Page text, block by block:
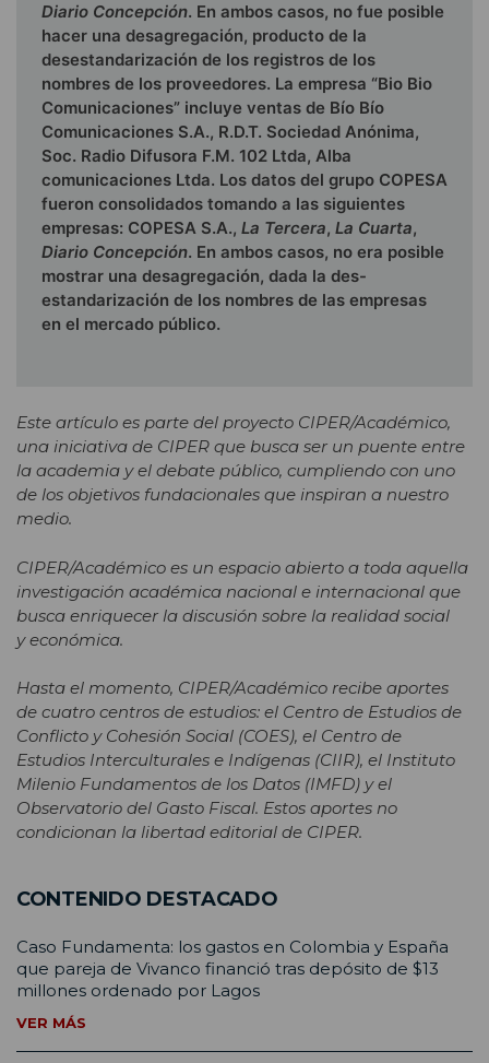
Diario Concepción. En ambos casos, no fue posible
hacer una desagregación, producto de la
desestandarización de los registros de los
nombres de los proveedores. La empresa “Bio Bio
Comunicaciones” incluye ventas de Bío Bío
Comunicaciones S.A., R.D.T. Sociedad Anónima,
Soc. Radio Difusora F.M. 102 Ltda, Alba
comunicaciones Ltda. Los datos del grupo COPESA
fueron consolidados tomando a las siguientes
empresas: COPESA S.A., La Tercera, La Cuarta,
Diario Concepción. En ambos casos, no era posible
mostrar una desagregación, dada la des-
estandarización de los nombres de las empresas
en el mercado público.
Este artículo es parte del proyecto CIPER/Académico,
una iniciativa de CIPER que busca ser un puente entre
la academia y el debate público, cumpliendo con uno
de los objetivos fundacionales que inspiran a nuestro
medio.
CIPER/Académico es un espacio abierto a toda aquella
investigación académica nacional e internacional que
busca enriquecer la discusión sobre la realidad social
y económica.
Hasta el momento, CIPER/Académico recibe aportes
de cuatro centros de estudios: el Centro de Estudios de
Conflicto y Cohesión Social (COES), el Centro de
Estudios Interculturales e Indígenas (CIIR), el Instituto
Milenio Fundamentos de los Datos (IMFD) y el
Observatorio del Gasto Fiscal. Estos aportes no
condicionan la libertad editorial de CIPER.
CONTENIDO DESTACADO
Caso Fundamenta: los gastos en Colombia y España
que pareja de Vivanco financió tras depósito de $13
millones ordenado por Lagos
VER MÁS